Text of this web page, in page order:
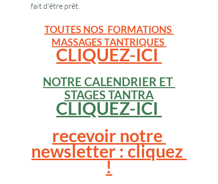
fait d'être prêt.
TOUTES NOS  FORMATIONS
MASSAGES TANTRIQUES
CLIQUEZ-ICI
NOTRE CALENDRIER ET
STAGES TANTRA
CLIQUEZ-ICI
recevoir notre
newsletter : cliquez
!